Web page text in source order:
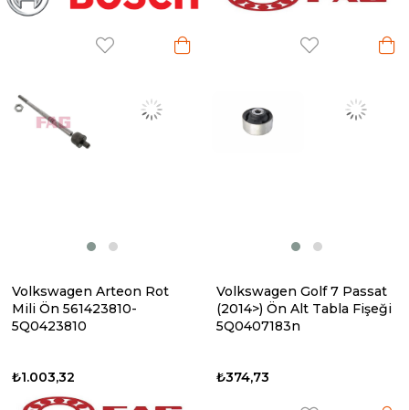
Volkswagen Arteon Rot
Mili Ön 561423810-
5Q0423810
₺1.003,32
Volkswagen Golf 7 Passat
(2014>) Ön Alt Tabla Fişeği
5Q0407183n
₺374,73